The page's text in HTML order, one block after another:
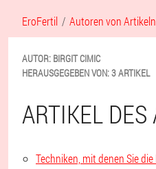
EroFertil Autoren von Artikeln
AUTOR: BIRGITCIMIC
HERAUSGEGEBEN VON:3 ARTIKEL
ARTIKEL DES
Techniken, mit denen Sie